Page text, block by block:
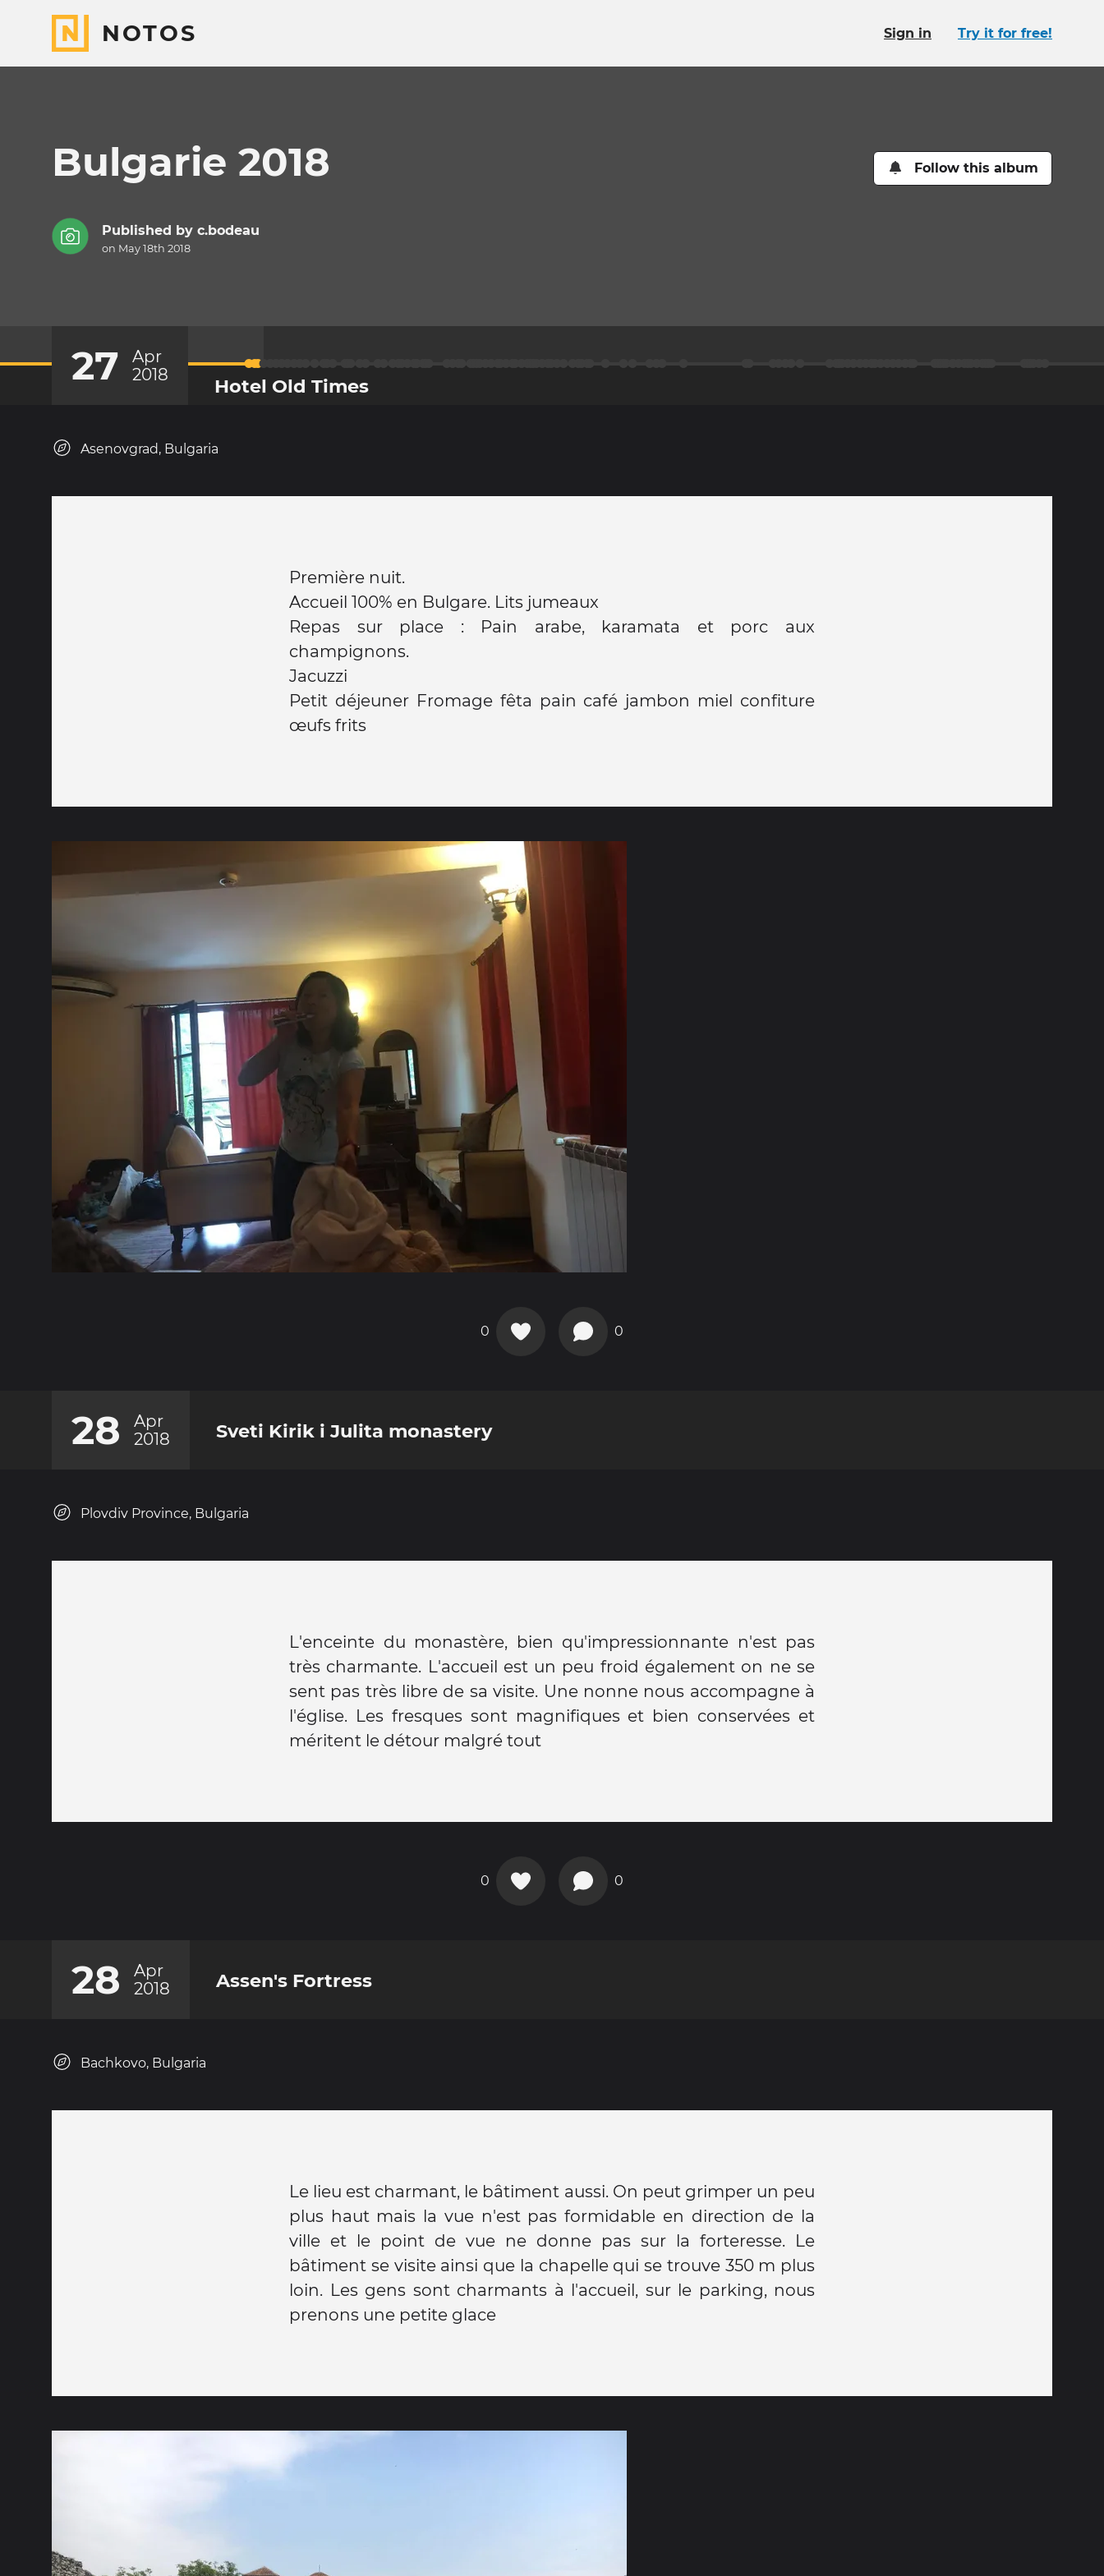
NOTOS Sign in Try it for free!
Bulgarie 2018 Follow this album
Published by c.bodeau
on May 18th 2018
27
Apr
2018
Hotel Old Times
Asenovgrad, Bulgaria
Première nuit.
Accueil 100% en Bulgare. Lits jumeaux
Repas sur place : Pain arabe, karamata et porc aux
champignons.
Jacuzzi
Petit déjeuner Fromage fêta pain café jambon miel confiture
œufs frits
0 0
28
Apr
2018
Sveti Kirik i Julita monastery
Plovdiv Province, Bulgaria
L'enceinte du monastère, bien qu'impressionnante n'est pas
très charmante. L'accueil est un peu froid également on ne se
sent pas très libre de sa visite. Une nonne nous accompagne à
l'église. Les fresques sont magnifiques et bien conservées et
méritent le détour malgré tout
0 0
28
Apr
2018
Assen's Fortress
Bachkovo, Bulgaria
Le lieu est charmant, le bâtiment aussi. On peut grimper un peu
plus haut mais la vue n'est pas formidable en direction de la
ville et le point de vue ne donne pas sur la forteresse. Le
bâtiment se visite ainsi que la chapelle qui se trouve 350 m plus
loin. Les gens sont charmants à l'accueil, sur le parking, nous
prenons une petite glace